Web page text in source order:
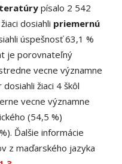
písalo 2 542
dosiahli priemernú
úspešnosť 63,1 %
je porovnateľný
vecne významne
žiaci 4 škôl
vecne významne
(54,5 %)
Ďalšie informácie
z maďarského jazyka